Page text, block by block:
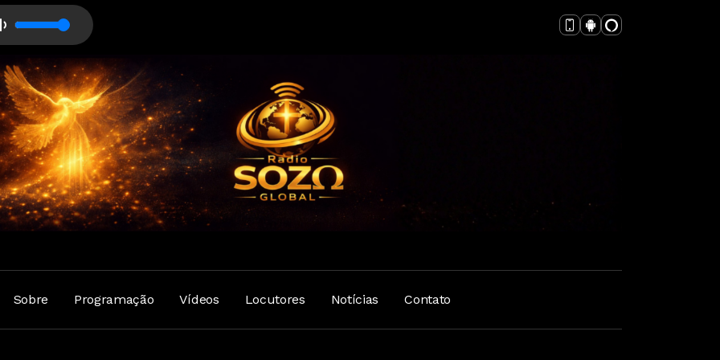
Sobre Programação Vídeos Locutores Notícias Contato